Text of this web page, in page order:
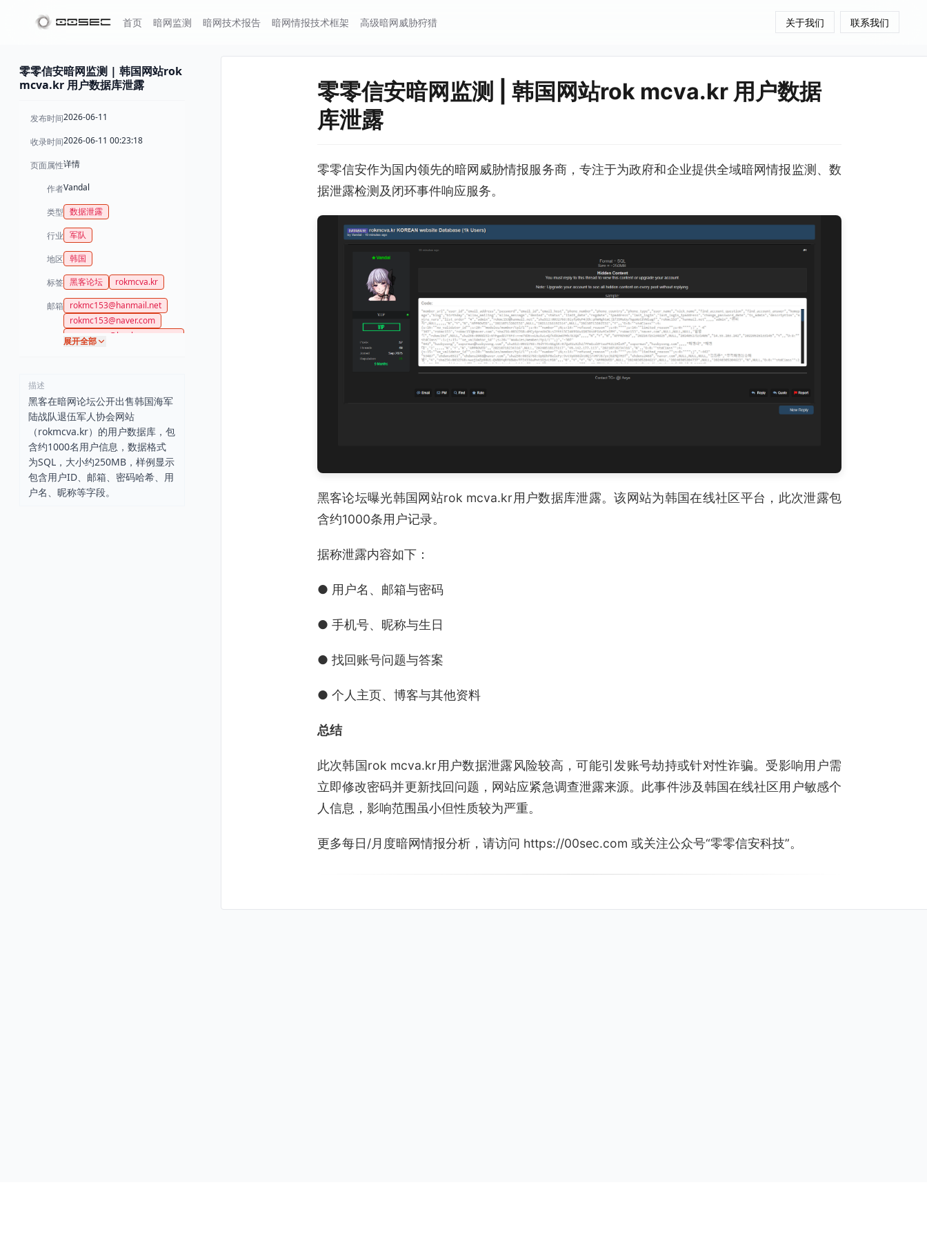
首页 暗网监测 暗网技术报告 暗网情报技术框架 高级暗网威胁狩猎 关于我们 联系我们
零零信安暗网监测 | 韩国网站rok
mcva.kr 用户数据库泄露
发布时间2026-06-11
收录时间2026-06-11 00:23:18
页面属性详情
作者Vandal
类型 数据泄露
行业 军队
地区 韩国
标签 黑客论坛 rokmcva.kr
邮箱
rokmc153@hanmail.net
rokmc153@naver.com
superman@haebyeong.com
tumblerkim@gmail.com
gtanq@hanmail.net
wswswsc@hanmail.net
sbzaw119@naver.com
sigolpcs@naver.com
kim@naver.com
wdh1p31@naver.com
展开全部
描述
黑客在暗网论坛公开出售韩国海军
陆战队退伍军人协会网站
（rokmcva.kr）的用户数据库，包
含约1000名用户信息，数据格式
为SQL，大小约250MB，样例显示
包含用户ID、邮箱、密码哈希、用
户名、昵称等字段。
零零信安暗网监测 | 韩国网站rok mcva.kr 用户数据
库泄露
零零信安作为国内领先的暗网威胁情报服务商，专注于为政府和企业提供全域暗网情报监测、数
据泄露检测及闭环事件响应服务。
黑客论坛曝光韩国网站rok mcva.kr用户数据库泄露。该网站为韩国在线社区平台，此次泄露包
含约1000条用户记录。
据称泄露内容如下：
● 用户名、邮箱与密码
● 手机号、昵称与生日
● 找回账号问题与答案
● 个人主页、博客与其他资料
总结
此次韩国rok mcva.kr用户数据泄露风险较高，可能引发账号劫持或针对性诈骗。受影响用户需
立即修改密码并更新找回问题，网站应紧急调查泄露来源。此事件涉及韩国在线社区用户敏感个
人信息，影响范围虽小但性质较为严重。
更多每日/月度暗网情报分析，请访问 https://00sec.com 或关注公众号“零零信安科技”。